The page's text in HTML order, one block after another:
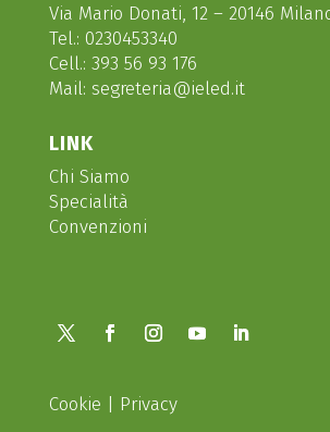
Via Mario Donati, 12 – 20146
Tel.: 0230453340
Cell.: 393 56 93 176
Mail: segreteria@ieled.it
LINK
Chi Siamo
Specialità
Convenzioni
Cookie | Privacy